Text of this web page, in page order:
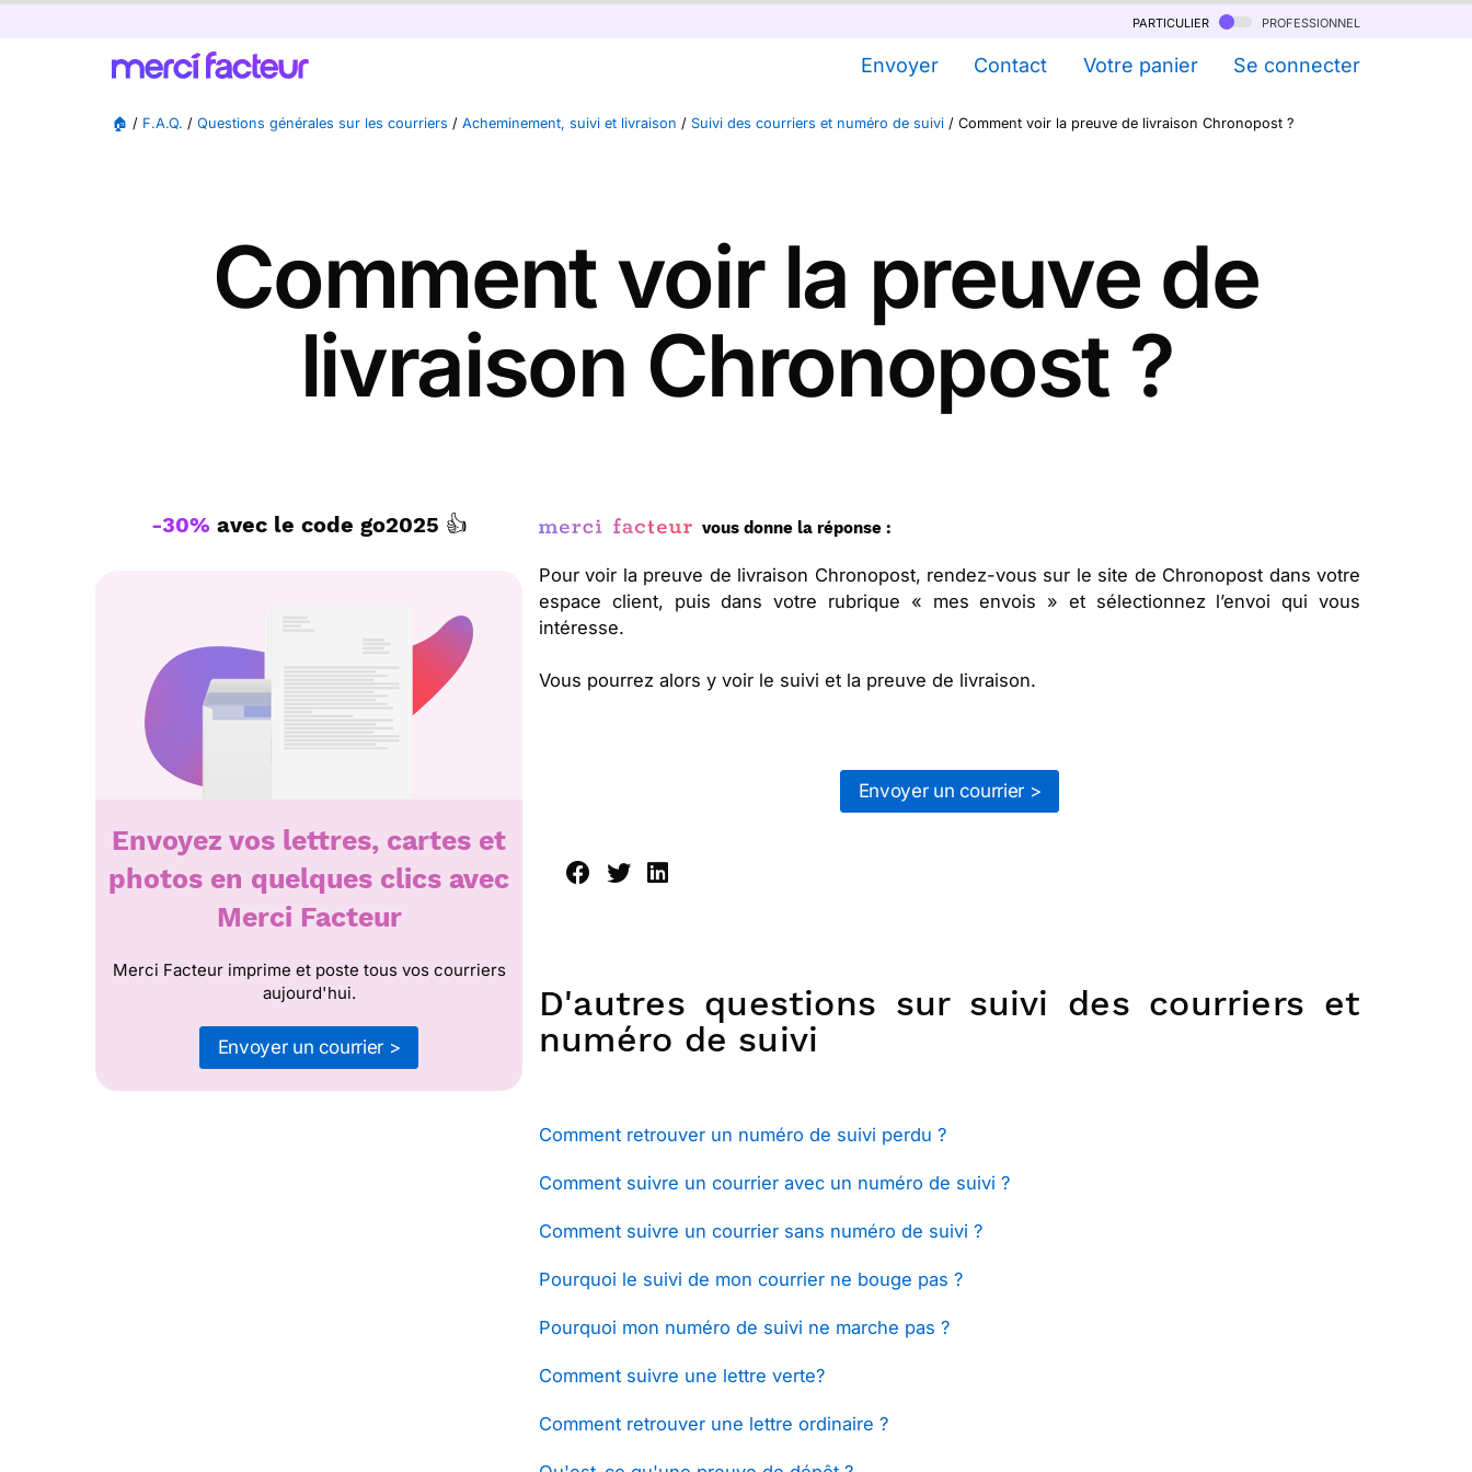
particulier professionnel
Envoyer Contact Votre panier Se connecter
🏠 / F.A.Q. / Questions générales sur les courriers / Acheminement, suivi et livraison / Suivi des courriers et numéro de suivi / Comment voir la preuve de livraison Chronopost ?
Comment voir la preuve de
livraison Chronopost ?
-30% avec le code go2025 👍
Envoyez vos lettres, cartes et
photos en quelques clics avec
Merci Facteur
Merci Facteur imprime et poste tous vos courriers
aujourd'hui.
Envoyer un courrier >
vous donne la réponse :
Pour voir la preuve de livraison Chronopost, rendez-vous sur le site de Chronopost dans votre
espace client, puis dans votre rubrique « mes envois » et sélectionnez l’envoi qui vous
intéresse.
Vous pourrez alors y voir le suivi et la preuve de livraison.
Envoyer un courrier >
D'autres questions sur suivi des courriers et
numéro de suivi
Comment retrouver un numéro de suivi perdu ?
Comment suivre un courrier avec un numéro de suivi ?
Comment suivre un courrier sans numéro de suivi ?
Pourquoi le suivi de mon courrier ne bouge pas ?
Pourquoi mon numéro de suivi ne marche pas ?
Comment suivre une lettre verte?
Comment retrouver une lettre ordinaire ?